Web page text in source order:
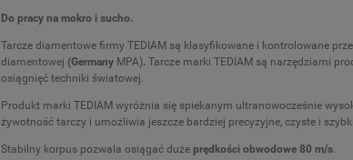
Do pracy na mokro i sucho.
Tarcze diamentowe firmy TEDIAM są klasyfikowane i kontrolowane
diamentowej (Germany MPA). Tarcze marki TEDIAM są narzędziami
osiągnięć techniki światowej.
Produkt marki TEDIAM wyróżnia się spiekanym ultranowocześnie
żywotność tarczy i umożliwia jeszcze bardziej precyzyjne, czyste i
Stabilny korpus pozwala osiągać duże prędkości obwodowe 80 m/s.